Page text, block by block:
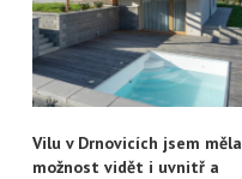
Vilu v Drnovicích jsem měla
možnost vidět i uvnitř a